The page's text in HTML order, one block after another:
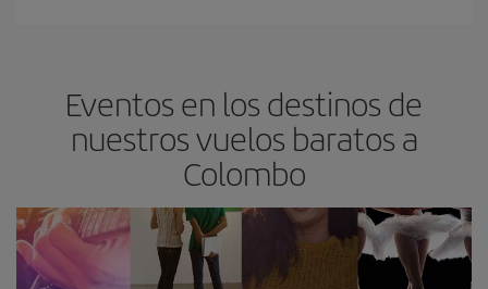
Eventos en los destinos de
nuestros vuelos baratos a
Colombo